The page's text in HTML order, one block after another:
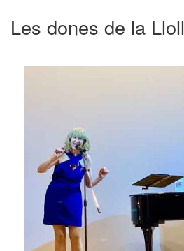
Les dones de la Lloll